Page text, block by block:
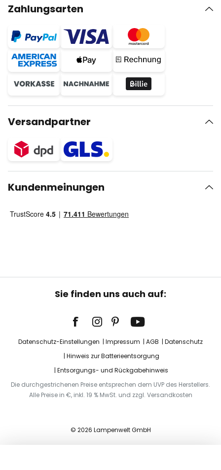
Zahlungsarten
Versandpartner
Kundenmeinungen
Sie finden uns auch auf:
Datenschutz-Einstellungen Impressum AGB
Datenschutz
Hinweis zur Batterieentsorgung
Entsorgungs- und Rückgabehinweis
Die durchgestrichenen Preise entsprechen dem UVP des Herstellers.
Alle Preise in €, inkl. 19 % MwSt. und zzgl. Versandkosten
© 2026 Lampenwelt GmbH